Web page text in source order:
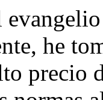
he
precio